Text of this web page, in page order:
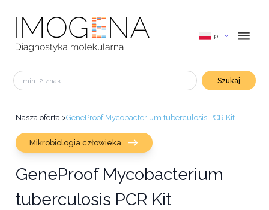
pl
Szukaj
Nasza oferta >GeneProof Mycobacterium tuberculosis PCR Kit
Mikrobiologia człowieka
GeneProof Mycobacterium
tuberculosis PCR Kit